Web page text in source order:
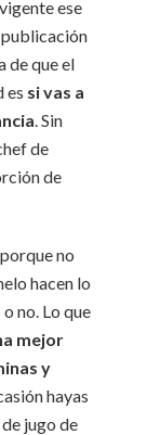
ese
de que el
es si vas a
. Sin
de
de
no
hacen lo
no. Lo que
mejor
y
hayas
jugo de